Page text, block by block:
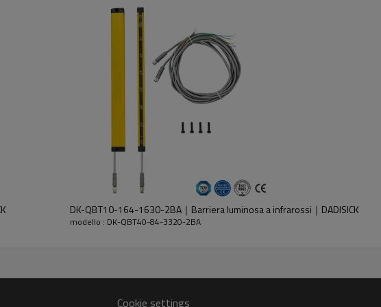
dell'emettitore e del ricevitore.
DK-QBT10-164-1630-2BA｜Barriera luminosa a infrarossi｜DADISICK
modello : DK-QBT40-84-3320-2BA
Cookie settings